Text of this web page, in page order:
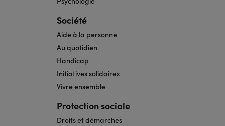
Société
Aide à la personne
Au quotidien
Handicap
Initiatives solidaires
Vivre ensemble
Protection sociale
Droits et démarches